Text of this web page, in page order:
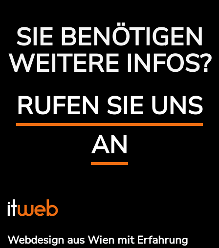
SIE BENÖTIGEN
WEITERE INFOS?
RUFEN SIE UNS
AN
Webdesign aus Wien mit Erfahrung